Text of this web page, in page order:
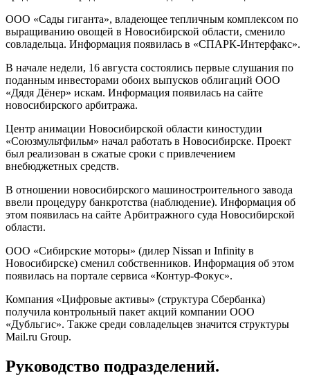
ООО «Сады гиганта», владеющее тепличным комплексом по
выращиванию овощей в Новосибирской области, сменило
совладельца. Информация появилась в «СПАРК-Интерфакс».
В начале недели, 16 августа состоялись первые слушания по
поданным инвесторами обоих выпусков облигаций ООО
«Дядя Дёнер» искам. Информация появилась на сайте
новосибирского арбитража.
Центр анимации Новосибирской области киностудии
«Союзмультфильм» начал работать в Новосибирске. Проект
был реализован в сжатые сроки с привлечением
внебюджетных средств.
В отношении новосибирского машиностроительного завода
ввели процедуру банкротства (наблюдение). Информация об
этом появилась на сайте Арбитражного суда Новосибирской
области.
ООО «Сибирские моторы» (дилер Nissan и Infinity в
Новосибирске) сменил собственников. Информация об этом
появилась на портале сервиса «Контур-Фокус».
Компания «Цифровые активы» (структура Сбербанка)
получила контрольный пакет акций компании ООО
«Дубльгис». Также среди совладельцев значится структуры
Mail.ru Group.
Руководство подразделений.